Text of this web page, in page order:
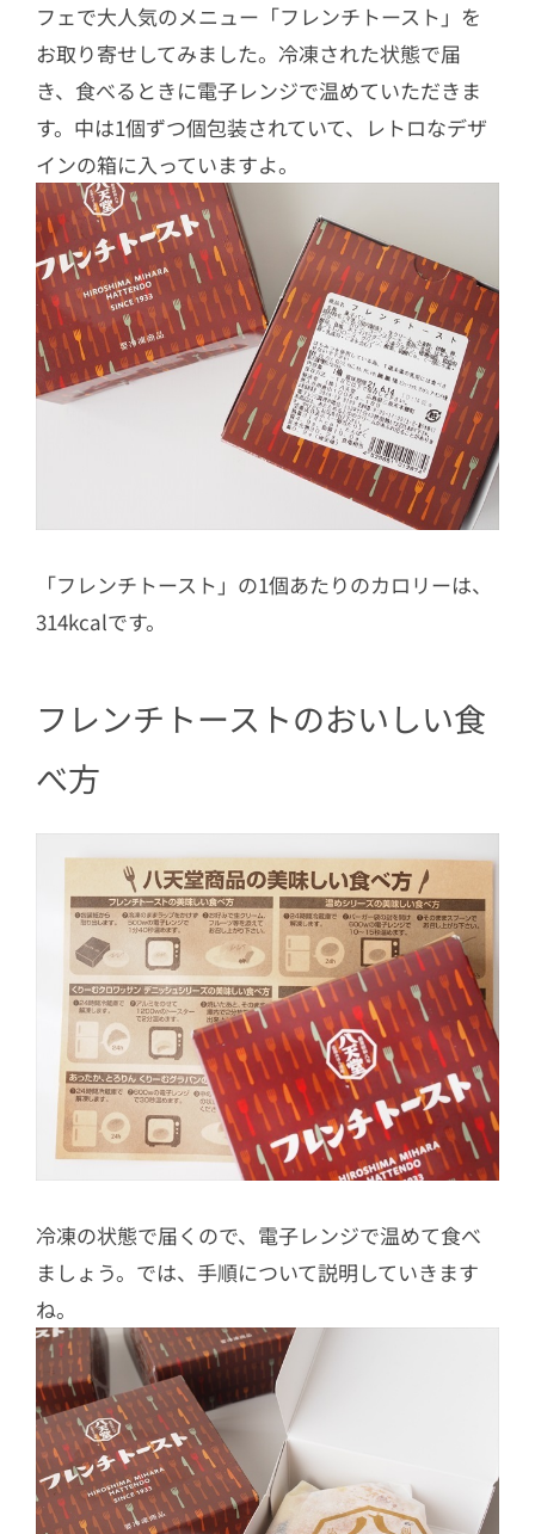
フェで大人気のメニュー「フレンチトースト」を
お取り寄せしてみました。冷凍された状態で届
き、食べるときに電子レンジで温めていただきま
す。中は1個ずつ個包装されていて、レトロなデザ
インの箱に入っていますよ。
「フレンチトースト」の1個あたりのカロリーは、
314kcalです。
フレンチトーストのおいしい食
べ方
冷凍の状態で届くので、電子レンジで温めて食べ
ましょう。では、手順について説明していきます
ね。